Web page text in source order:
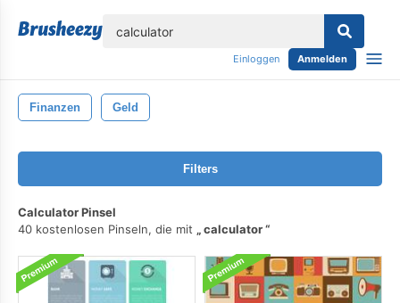
Einloggen Anmelden
Finanzen Geld
Filters
Calculator Pinsel
40 kostenlosen Pinseln, die mit
calculator